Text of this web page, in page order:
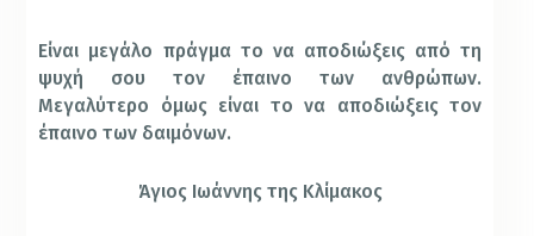
Είναι μεγάλο πράγμα το να αποδιώξεις από τη
ψυχή σου τον έπαινο των ανθρώπων.
Μεγαλύτερο όμως είναι το να αποδιώξεις τον
έπαινο των δαιμόνων.
Άγιος Ιωάννης της Κλίμακος